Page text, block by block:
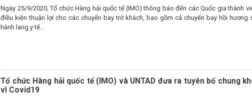
Ngày 25/9/2020, Tổ chức Hàng hải quốc tế (IMO) thông báo đến các Quốc gia thành
điều kiện thuận lợi cho các chuyến bay trở khách, bao gồm cả chuyến bay hồi hương
hành lang y tế...
Tổ chức Hàng hải quốc tế (IMO) và UNTAD đưa ra tuyên bố chung
vì Covid19